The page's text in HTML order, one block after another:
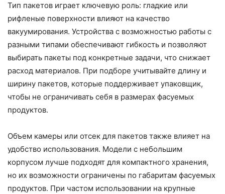
Тип пакетов играет ключевую роль: гладкие или
рифленые поверхности влияют на качество
вакуумирования. Устройства с возможностью работы с
разными типами обеспечивают гибкость и позволяют
выбирать пакеты под конкретные задачи, что снижает
расход материалов. При подборе учитывайте длину и
ширину пакетов, которые поддерживает упаковщик,
чтобы не ограничивать себя в размерах фасуемых
продуктов.
Объем камеры или отсек для пакетов также влияет на
удобство использования. Модели с небольшим
корпусом лучше подходят для компактного хранения,
но их возможности ограничены по габаритам фасуемых
продуктов. При частом использовании на крупные